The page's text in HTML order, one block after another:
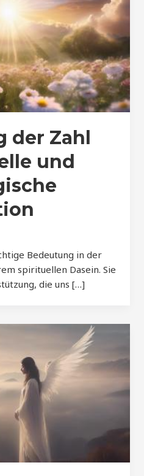
der Zahl
und
Bedeutung in der
spirituellen Dasein. Sie
die uns […]